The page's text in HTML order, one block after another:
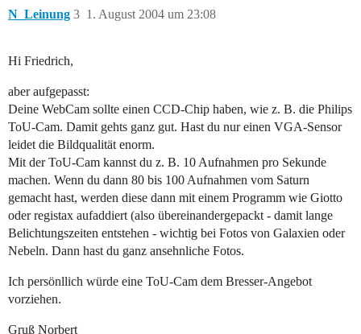
N_Leinung 1. August 2004 um 23:08
3
Hi Friedrich,
aber aufgepasst:
Deine WebCam sollte einen CCD-Chip haben, wie z. B. die Philips
ToU-Cam. Damit gehts ganz gut. Hast du nur einen VGA-Sensor
leidet die Bildqualität enorm.
Mit der ToU-Cam kannst du z. B. 10 Aufnahmen pro Sekunde
machen. Wenn du dann 80 bis 100 Aufnahmen vom Saturn
gemacht hast, werden diese dann mit einem Programm wie Giotto
oder registax aufaddiert (also übereinandergepackt - damit lange
Belichtungszeiten entstehen - wichtig bei Fotos von Galaxien oder
Nebeln. Dann hast du ganz ansehnliche Fotos.
Ich persönllich würde eine ToU-Cam dem Bresser-Angebot
vorziehen.
Gruß Norbert